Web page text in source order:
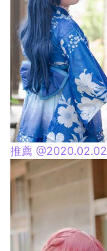
推薦 @2020.02.02